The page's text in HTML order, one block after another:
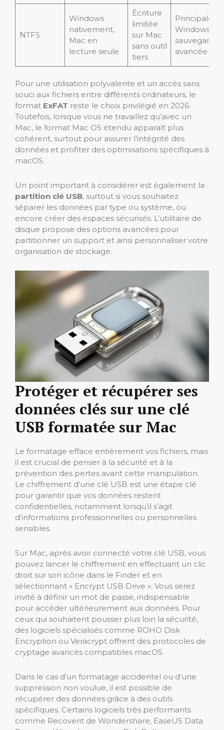
NTFS
Windows
nativement,
Mac en
lecture seule
Écriture
limitée
sur Mac
sans outil
tiers
Windows,
sauvegarde
avancée
Pour une utilisation polyvalente et un accès sans
souci aux fichiers entre différents ordinateurs, le
format ExFAT reste le choix privilégié en 2026.
Toutefois, lorsque vous ne travaillez qu’avec un
Mac, le format Mac OS étendu apparaît plus
cohérent, surtout pour assurer l’intégrité des
données et profiter des optimisations spécifiques à
macOS.
Un point important à considérer est également la
partition clé USB, surtout si vous souhaitez
séparer les données par type ou système, ou
encore créer des espaces sécurisés. L’utilitaire de
disque propose des options avancées pour
partitionner un support et ainsi personnaliser votre
organisation de stockage.
Protéger et récupérer ses
données clés sur une clé
USB formatée sur Mac
Le formatage efface entièrement vos fichiers, mais
il est crucial de penser à la sécurité et à la
prévention des pertes avant cette manipulation.
Le chiffrement d’une clé USB est une étape clé
pour garantir que vos données restent
confidentielles, notamment lorsqu’il s’agit
d’informations professionnelles ou personnelles
sensibles.
Sur Mac, après avoir connecté votre clé USB, vous
pouvez lancer le chiffrement en effectuant un clic
droit sur son icône dans le Finder et en
sélectionnant « Encrypt USB Drive ». Vous serez
invité à définir un mot de passe, indispensable
pour accéder ultérieurement aux données. Pour
ceux qui souhaitent pousser plus loin la sécurité,
des logiciels spécialisés comme ROHO Disk
Encryption ou Veracrypt offrent des protocoles de
cryptage avancés compatibles macOS.
Dans le cas d’un formatage accidentel ou d’une
suppression non voulue, il est possible de
récupérer des données grâce à des outils
spécifiques. Certains logiciels très performants
comme Recoverit de Wondershare, EaseUS Data